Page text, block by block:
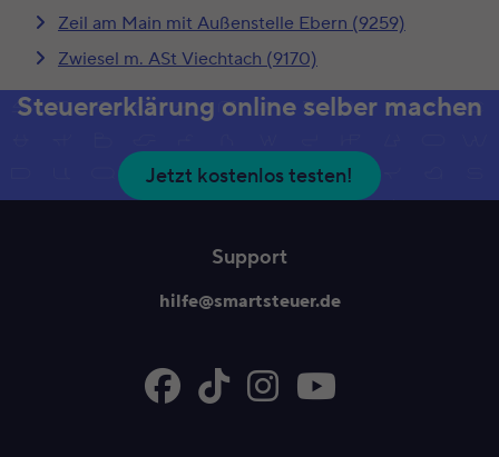
Zeil am Main mit Außenstelle Ebern (9259)
Zwiesel m. ASt Viechtach (9170)
Steuererklärung online selber machen
Jetzt kostenlos testen!
Support
hilfe@smartsteuer.de